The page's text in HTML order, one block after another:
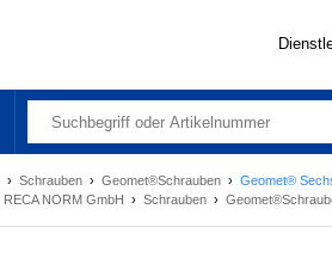
› Schrauben › Geomet®Schrauben › Geomet®
RECA NORM GmbH › Schrauben ›